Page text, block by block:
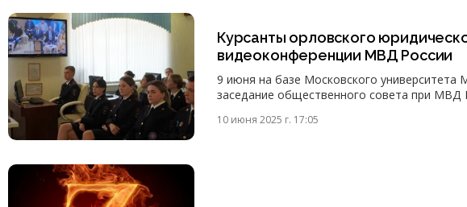
Курсанты орловского
видеоконференции МВД России
9 июня на базе Московского
заседание общественного совета при МВД
10 июня 2025 г. 17:05